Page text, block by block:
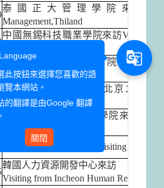
泰國正大管理學院來訪
Management,Thiland
中國無錫科技職業學院來訪Visiting
香港大學專業進修學院來訪
COLLEGE, Hong Kong
中國北京外國語大學-北京之春回訪
Studies University, China
比利時阿特維德大學學院來訪
Ghent
菲律賓德拉薩大學來訪Visiting from Da
韓國人力資源開發中心來訪
Visiting from Incheon Human Resource
Language
此按鈕來選擇您喜歡的語
覽本網站。
的翻譯是由Google 翻譯
關閉
g_translate